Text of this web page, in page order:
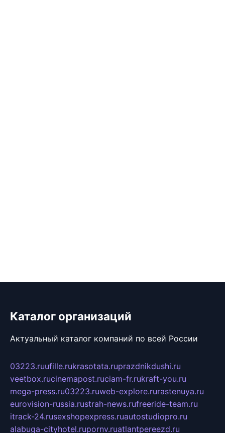
Каталог организаций
Актуальный каталог компаний по всей России
03223.ruufille.rukrasotata.ruprazdnikdushi.ru
veetbox.rucinemapost.ruciam-fr.rukraft-you.ru
mega-press.ru03223.ruweb-explore.rurastenuya.ru
eurovision-russia.rustrah-news.rufreeride-team.ru
itrack-24.rusexshopexpress.ruautostudiopro.ru
alabuga-cityhotel.rupornv.ruatlantpereezd.ru